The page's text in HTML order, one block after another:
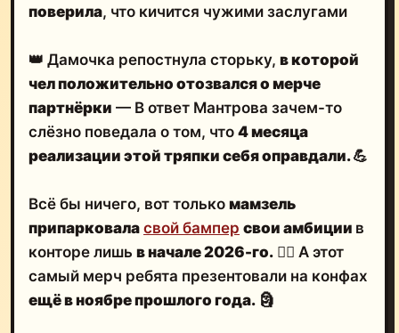
поверила, что кичится чужими заслугами
👑 Дамочка репостнула сторьку, в которой
чел положительно отозвался о мерче
партнёрки — В ответ Мантрова зачем-то
слёзно поведала о том, что 4 месяца
реализации этой тряпки себя оправдали.💪
Всё бы ничего, вот только мамзель
припарковала свой бампер свои амбиции в
конторе лишь в начале 2026-го. 🤷‍♂️ А этот
самый мерч ребята презентовали на конфах
ещё в ноябре прошлого года. 🗿